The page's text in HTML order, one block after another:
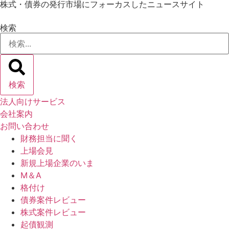
コ
テ
ツ
キ
ッ
プ
株式・債券の発行市場にフォーカスしたニュースサイト
検索
検索
法人向けサービス
会社案内
お問い合わせ
財務担当に聞く
上場会見
新規上場企業のいま
M＆A
格付け
債券案件レビュー
株式案件レビュー
起債観測